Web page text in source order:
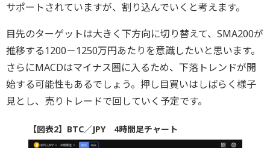
サポートされていますが、割り込んでいくと考えます。
目先のターゲットは大きく下方向に切り替えて、SMA200が
推移する1200－1250万円あたりを意識したいと思います。
さらにMACDはマイナス圏に入るため、下落トレンドが開
始する可能性もあるでしょう。押し目買いはしばらく様子
見とし、売りトレードで回していく予定です。
【図表2】BTC／JPY 4時間足チャート